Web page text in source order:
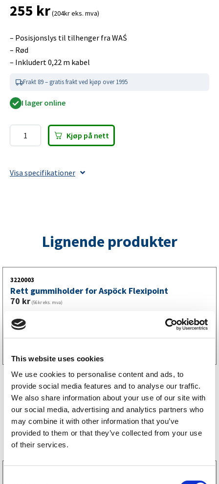
This website uses cookies
We use cookies to personalise content and ads, to
provide social media features and to analyse our traffic.
We also share information about your use of our site with
our social media, advertising and analytics partners who
may combine it with other information that you’ve
provided to them or that they’ve collected from your use
of their services.
255 kr(204kr eks. mva)
– Posisjonslys til tilhenger fra WAŚ
– Rød
– Inkludert 0,22 m kabel
Frakt 89 – gratis frakt ved kjøp over 1995
I lager online
Hø/Ve
Kjøp på nett
Visa specifikationer
Lignende produkter
3220003
Rett gummiholder for Aspöck Flexipoint
70 kr (56kr eks. mva)
Bestselgere